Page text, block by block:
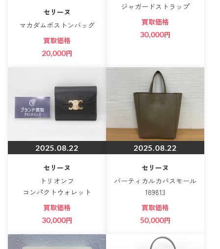
セリーヌ
マカダムボストンバッグ
買取価格
20,000円
ジャガードストラップ
買取価格
30,000円
2025.08.22
セリーヌ
トリオンフ
コンパクトウォレット
買取価格
30,000円
2025.08.22
セリーヌ
バーティカルカバスモール
189813
買取価格
50,000円